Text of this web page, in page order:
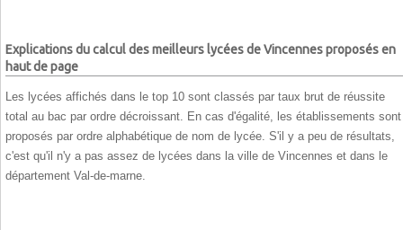
Explications du calcul des meilleurs lycées de Vincennes proposés en
haut de page
Les lycées affichés dans le top 10 sont classés par taux brut de réussite
total au bac par ordre décroissant. En cas d'égalité, les établissements sont
proposés par ordre alphabétique de nom de lycée. S'il y a peu de résultats,
c'est qu'il n'y a pas assez de lycées dans la ville de Vincennes et dans le
département Val-de-marne.